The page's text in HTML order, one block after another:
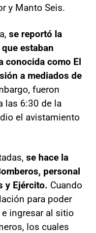
y Manto Seis.
se reportó la
estaban
conocida como El
a mediados de
fueron
las 6:30 de la
el avistamiento
se hace la
personal
y Ejército. Cuando
para poder
ingresar al sitio
los cuales